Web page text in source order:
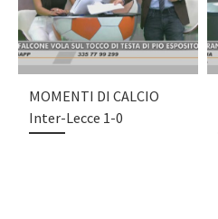
MOMENTI DI CALCIO
Inter-Lecce 1-0